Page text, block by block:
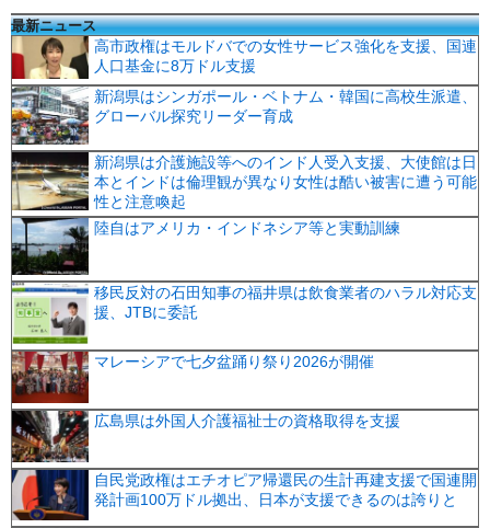
最新ニュース
高市政権はモルドバでの女性サービス強化を支援、国連
人口基金に8万ドル支援
新潟県はシンガポール・ベトナム・韓国に高校生派遣、
グローバル探究リーダー育成
新潟県は介護施設等へのインド人受入支援、大使館は日
本とインドは倫理観が異なり女性は酷い被害に遭う可能
性と注意喚起
陸自はアメリカ・インドネシア等と実動訓練
移民反対の石田知事の福井県は飲食業者のハラル対応支
援、JTBに委託
マレーシアで七夕盆踊り祭り2026が開催
広島県は外国人介護福祉士の資格取得を支援
自民党政権はエチオピア帰還民の生計再建支援で国連開
発計画100万ドル拠出、日本が支援できるのは誇りと